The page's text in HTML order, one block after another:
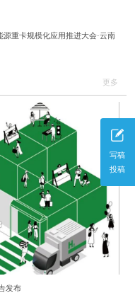
写稿
投稿
重卡规模化应用推进大会·云南
更多
发布